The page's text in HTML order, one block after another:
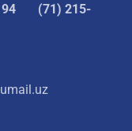
(71) 215-